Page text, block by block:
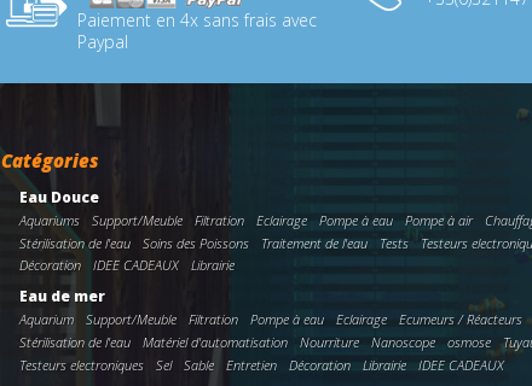
Paiement en 4x sans frais avec
Paypal
Catégories
Eau Douce
Aquariums Support/Meuble Filtration Eclairage Pompe à eau Pompe à air
Stérilisation de l'eau
Soins des Poissons Traitement de l'eau Tests Testeurs
Décoration
IDEE CADEAUX Librairie
Eau de mer
Aquarium Support/Meuble Filtration Pompe à eau Eclairage Ecumeurs / Réacteurs
Stérilisation de l'eau
Matériel d'automatisation Nourriture Nanoscope osmose
Testeurs electroniques
Sel Sable Entretien Décoration Librairie IDEE CADEAUX